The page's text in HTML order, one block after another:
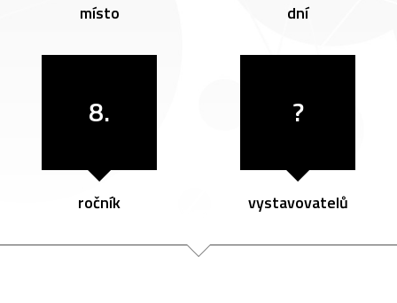
místo dní
8.
ročník
?
vystavovatelů